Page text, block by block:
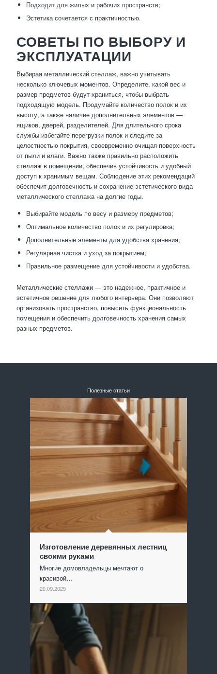
Подходит для жилых и рабочих пространств;
Эстетика сочетается с практичностью.
СОВЕТЫ ПО ВЫБОРУ И
ЭКСПЛУАТАЦИИ
Выбирая металлический стеллаж, важно учитывать
несколько ключевых моментов. Определите, какой вес и
размер предметов будут храниться, чтобы выбрать
подходящую модель. Продумайте количество полок и их
высоту, а также наличие дополнительных элементов —
ящиков, дверей, разделителей. Для длительного срока
службы избегайте перегрузки полок и следите за
целостностью покрытия, своевременно очищая поверхность
от пыли и влаги. Важно также правильно расположить
стеллаж в помещении, обеспечив устойчивость и удобный
доступ к хранимым вещам. Соблюдение этих рекомендаций
обеспечит долговечность и сохранение эстетического вида
металлического стеллажа на долгие годы.
Выбирайте модель по весу и размеру предметов;
Оптимальное количество полок и их регулировка;
Дополнительные элементы для удобства хранения;
Регулярная чистка и уход за покрытием;
Правильное размещение для устойчивости и удобства.
Металлические стеллажи — это надежное, практичное и
эстетичное решение для любого интерьера. Они позволяют
организовать пространство, повысить функциональность
помещения и обеспечить долговечность хранения самых
разных предметов.
Полезные статьи
Изготовление деревянных лестниц
своими руками
Многие домовладельцы мечтают о
красивой…
20.09.2025